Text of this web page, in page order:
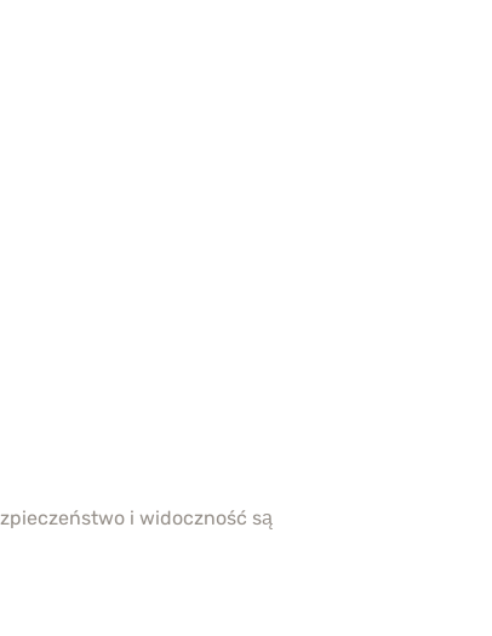
i widoczność są